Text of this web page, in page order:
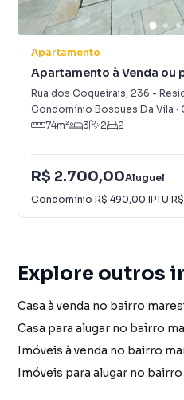
Apartamento
Apartamento à Venda ou
Residencial Bosques da
Rua dos Coqueirais, 236 -
Condomínio Bosques Da Vila ·
74m² 3 2 2
R$ 2.700,00Aluguel
Condomínio R$ 490,00·IPTU
Explore outros
Imóveis à venda no bairro